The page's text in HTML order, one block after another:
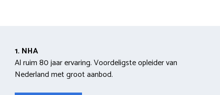
1. NHA
Al ruim 80 jaar ervaring. Voordeligste opleider van
Nederland met groot aanbod.